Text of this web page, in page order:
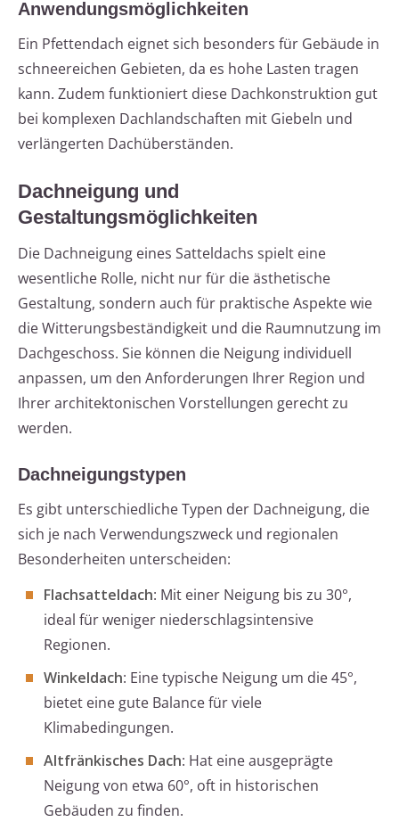
Anwendungsmöglichkeiten
Ein Pfettendach eignet sich besonders für Gebäude in
schneereichen Gebieten, da es hohe Lasten tragen
kann. Zudem funktioniert diese Dachkonstruktion gut
bei komplexen Dachlandschaften mit Giebeln und
verlängerten Dachüberständen.
Dachneigung und
Gestaltungsmöglichkeiten
Die Dachneigung eines Satteldachs spielt eine
wesentliche Rolle, nicht nur für die ästhetische
Gestaltung, sondern auch für praktische Aspekte wie
die Witterungsbeständigkeit und die Raumnutzung im
Dachgeschoss. Sie können die Neigung individuell
anpassen, um den Anforderungen Ihrer Region und
Ihrer architektonischen Vorstellungen gerecht zu
werden.
Dachneigungstypen
Es gibt unterschiedliche Typen der Dachneigung, die
sich je nach Verwendungszweck und regionalen
Besonderheiten unterscheiden:
Flachsatteldach: Mit einer Neigung bis zu 30°,
ideal für weniger niederschlagsintensive
Regionen.
Winkeldach: Eine typische Neigung um die 45°,
bietet eine gute Balance für viele
Klimabedingungen.
Altfränkisches Dach: Hat eine ausgeprägte
Neigung von etwa 60°, oft in historischen
Gebäuden zu finden.